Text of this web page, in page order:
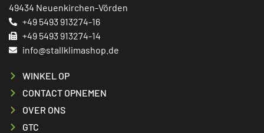
49434 Neuenkirchen-Vörden
+49 5493 913274-16
+49 5493 913274-14
info@stallklimashop.de
WINKEL OP
CONTACT OPNEMEN
OVER ONS
GTC